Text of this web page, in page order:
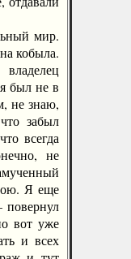
мир.
кобыла.
был не в
не знаю,
забыл
всегда
не
Я еще
повернул
вот уже
и всех